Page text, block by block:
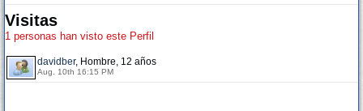
Visitas
1 personas han visto este Perfil
davidber, Hombre, 12 años
Aug. 10th 16:15 PM